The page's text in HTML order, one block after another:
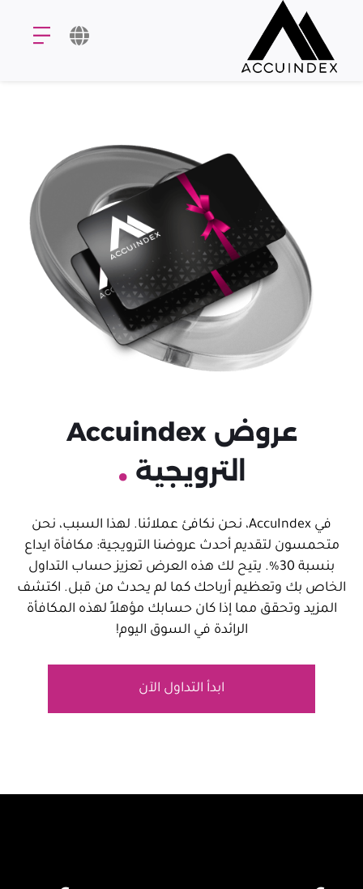
عروض Accuindex
الترويجية .
في AccuIndex، نحن نكافئ عملائنا. لهذا السبب، نحن
متحمسون لتقديم أحدث عروضنا الترويجية: مكافأة ايداع
بنسبة 30%. يتيح لك هذه العرض تعزيز حساب التداول
الخاص بك وتعظيم أرباحك كما لم يحدث من قبل. اكتشف
المزيد وتحقق مما إذا كان حسابك مؤهلاً لهذه المكافأة
الرائدة في السوق اليوم!
ابدأ التداول الآن